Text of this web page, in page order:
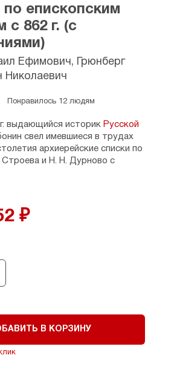
по епископским
с 862 г. (с
Ефимович,
Грюнберг
Николаевич
Понравилось 12 людям
выдающийся историк Русской
свел имевшиеся в трудах
архиерейские списки по
и Н. Н. Дурново с
кафедр в XX веке.
черновой, эскизный
годы эта работа была
Университете.
по кафедрам от основания
в 862 г. (наиболее
были продолжены по
летописи,
древние патерики и
официальной церковной
веков, архивные документы, в
литература и мн. др.).
₽
В КОРЗИНУ